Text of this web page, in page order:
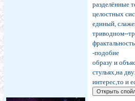
разделённые
целостных
единый,
триводном--
-подобие
образу и
стульях,на
интерес,то и